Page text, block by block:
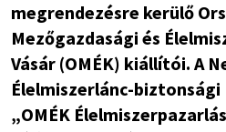
megrendezésre kerülő
Mezőgazdasági és
Vásár (OMÉK) kiállítói. A
Élelmiszerlánc-
„OMÉK